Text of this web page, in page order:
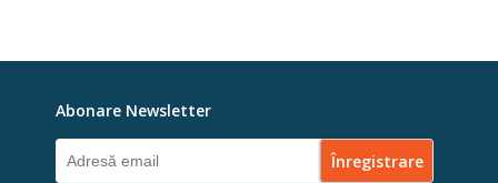
Abonare Newsletter